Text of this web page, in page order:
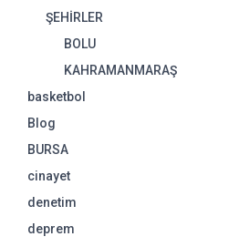
ŞEHİRLER
BOLU
KAHRAMANMARAŞ
basketbol
Blog
BURSA
cinayet
denetim
deprem